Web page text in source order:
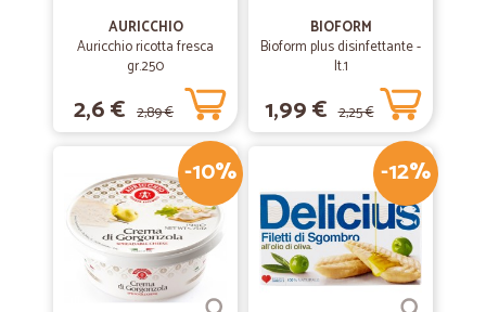
AURICCHIO
Auricchio ricotta fresca
gr.250
2,6 € 2,89 €
BIOFORM
Bioform plus disinfettante -
lt.1
1,99 € 2,25 €
-10% -12%